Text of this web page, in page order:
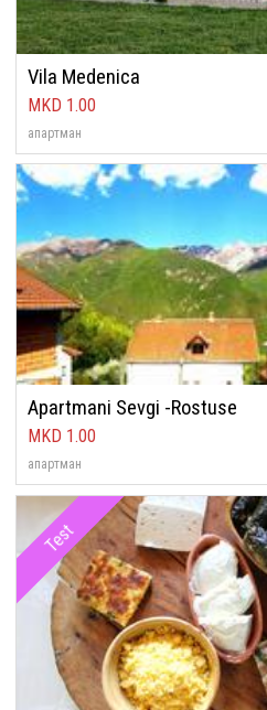
Vila Medenica
1.00
апартман
Apartmani Sevgi -Rostuse
1.00
апартман
Test